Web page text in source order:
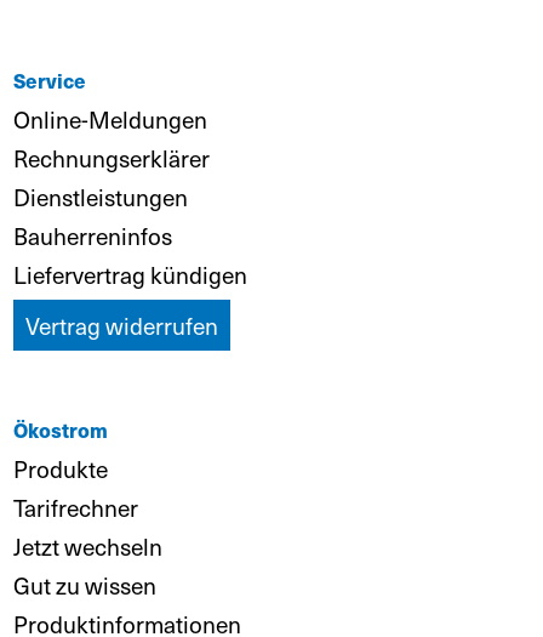
Service
Online-Meldungen
Rechnungserklärer
Dienstleistungen
Bauherreninfos
Liefervertrag kündigen
Vertrag widerrufen
Ökostrom
Produkte
Tarifrechner
Jetzt wechseln
Gut zu wissen
Produktinformationen